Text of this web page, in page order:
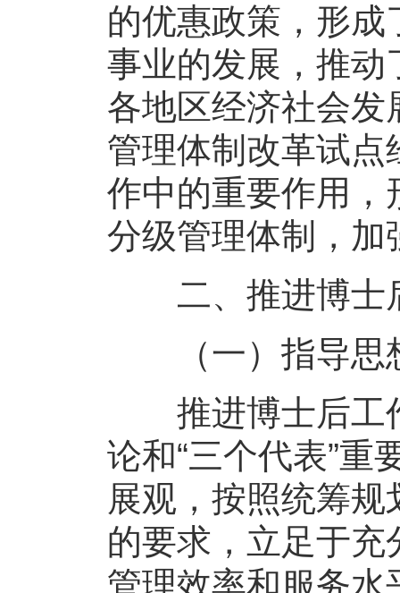
的优惠政策，形
事业的发展，推动
各地区经济社会
管理体制改革试
作中的重要作用，
分级管理体制，加
二、推进博士
（一）指导思
推进博士后工作
论和“三个代表”重
展观，按照统筹
的要求，立足于
管理效率和服务